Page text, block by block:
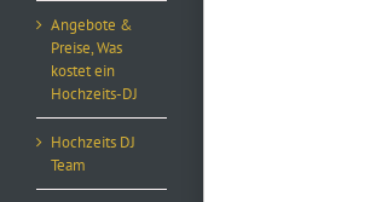
Angebote &
Preise, Was
kostet ein
Hochzeits-DJ
Hochzeits DJ
Team